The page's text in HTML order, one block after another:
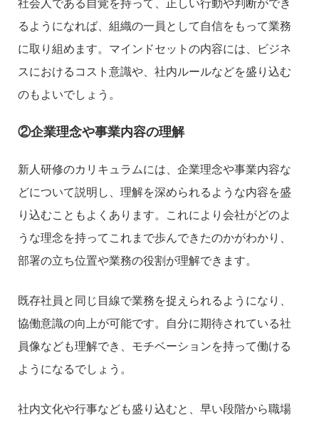
社会人である自覚を持って、正しい行動や判断ができ
るようになれば、組織の一員として自信をもって業務
に取り組めます。マインドセットの内容には、ビジネ
スにおけるコスト意識や、社内ルールなどを盛り込む
のもよいでしょう。
②企業理念や事業内容の理解
新人研修のカリキュラムには、企業理念や事業内容な
どについて説明し、理解を深められるような内容を盛
り込むこともよくあります。これにより会社がどのよ
うな理念を持ってこれまで歩んできたのかがわかり、
部署の立ち位置や業務の役割が理解できます。
既存社員と同じ目線で業務を捉えられるようになり、
協働意識の向上が可能です。自分に期待されている社
員像なども理解でき、モチベーションを持って働ける
ようになるでしょう。
社内文化や行事なども盛り込むと、早い段階から職場